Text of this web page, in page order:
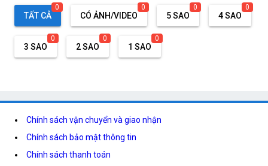
TẤT CẢ
0
CÓ ẢNH/VIDEO
0
5 SAO
0
4 SAO
0
3 SAO
0
2 SAO
0
1 SAO
0
Chính sách vận chuyển và giao nhận
Chính sách bảo mật thông tin
Chính sách thanh toán